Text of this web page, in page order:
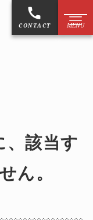
CONTACT
該当す
ん。